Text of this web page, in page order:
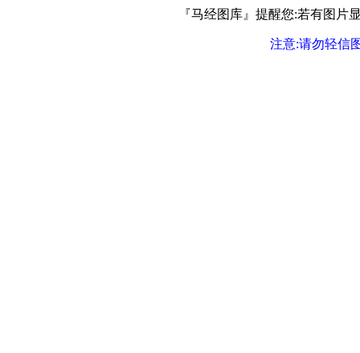
『马经图库』提醒您:若有图片
注意:请勿轻信